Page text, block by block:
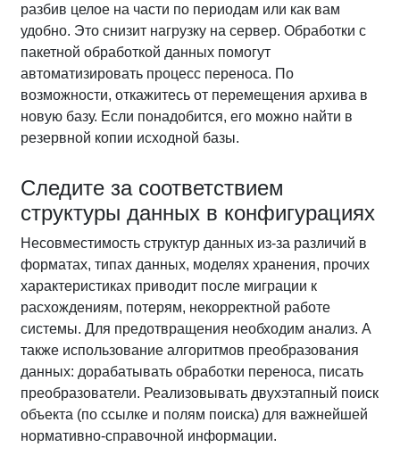
разбив целое на части по периодам или как вам
удобно. Это снизит нагрузку на сервер. Обработки с
пакетной обработкой данных помогут
автоматизировать процесс переноса. По
возможности, откажитесь от перемещения архива в
новую базу. Если понадобится, его можно найти в
резервной копии исходной базы.
Следите за соответствием
структуры данных в конфигурациях
Несовместимость структур данных из-за различий в
форматах, типах данных, моделях хранения, прочих
характеристиках приводит после миграции к
расхождениям, потерям, некорректной работе
системы. Для предотвращения необходим анализ. А
также использование алгоритмов преобразования
данных: дорабатывать обработки переноса, писать
преобразователи. Реализовывать двухэтапный поиск
объекта (по ссылке и полям поиска) для важнейшей
нормативно-справочной информации.